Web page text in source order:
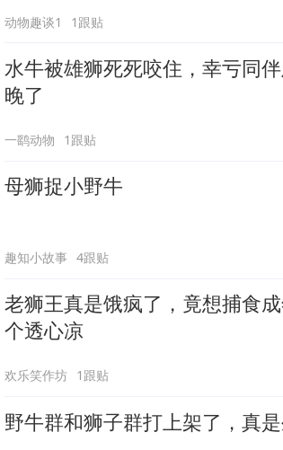
动物趣谈1 1跟贴
水牛被雄狮死死咬住，幸亏同
晚了
一鹞动物 1跟贴
母狮捉小野牛
趣知小故事 4跟贴
老狮王真是饿疯了，竟想捕食
个透心凉
欢乐笑作坊 1跟贴
野牛群和狮子群打上架了，真